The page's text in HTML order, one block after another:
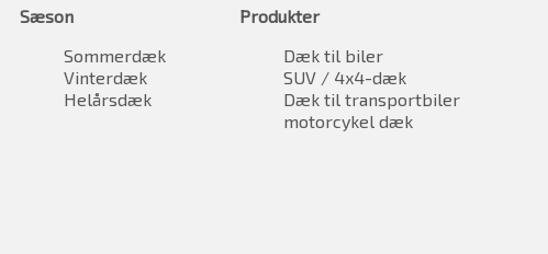
Sæson
Sommerdæk
Vinterdæk
Helårsdæk
Produkter
Dæk til biler
SUV / 4x4-dæk
Dæk til transportbiler
motorcykel dæk